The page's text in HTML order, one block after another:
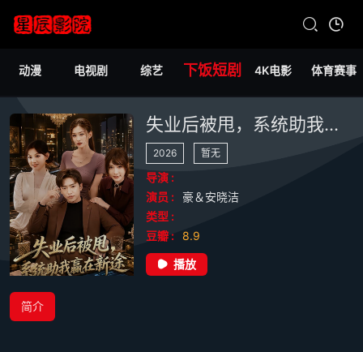
动漫 电视剧 综艺 下饭短剧 4K电影 体育赛事
失业后被甩，系统助我赢在新途
2026 暂无
导演 :
演员 :
豪＆安晓洁
类型 :
豆瓣 :
8.9
播放
简介